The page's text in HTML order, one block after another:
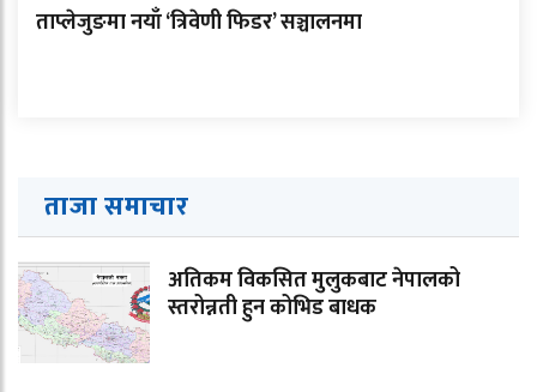
ताप्लेजुङमा नयाँ ‘त्रिवेणी फिडर’ सञ्चालनमा
ताजा समाचार
अतिकम विकसित मुलुकबाट नेपालको
स्तरोन्नती हुन कोभिड बाधक